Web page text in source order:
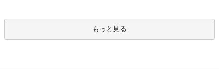
もっと見る